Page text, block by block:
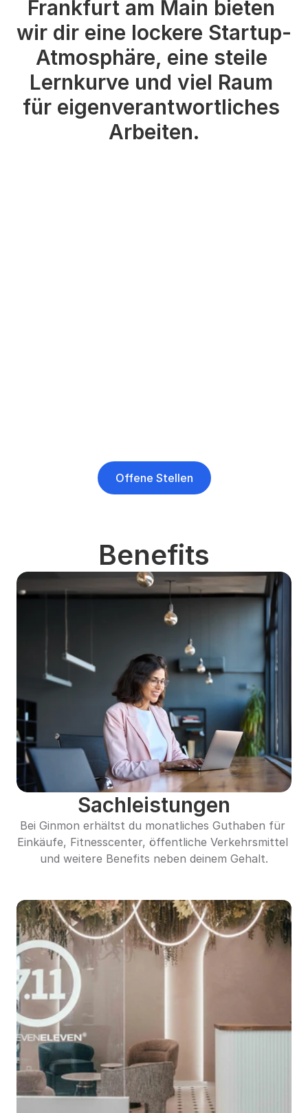
Frankfurt am Main bieten
wir dir eine lockere Startup-
Atmosphäre, eine steile
Lernkurve und viel Raum
für eigenverantwortliches
Arbeiten.
Offene Stellen
Benefits
Sachleistungen
Bei Ginmon erhältst du monatliches Guthaben für
Einkäufe, Fitnesscenter, öffentliche Verkehrsmittel
und weitere Benefits neben deinem Gehalt.